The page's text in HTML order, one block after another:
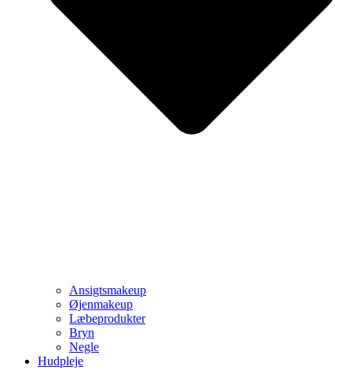
Ansigtsmakeup
Øjenmakeup
Læbeprodukter
Bryn
Negle
Hudpleje